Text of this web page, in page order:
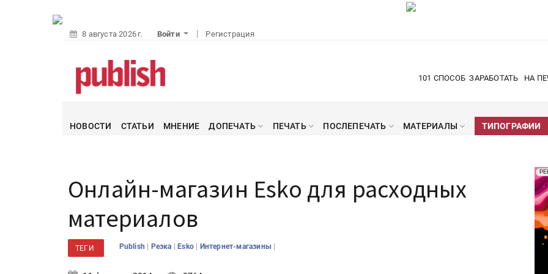
8 августа 2026 г. Войти Регистрация
101 СПОСОБ ЗАРАБОТАТЬ НА
НОВОСТИ СТАТЬИ МНЕНИЕ ДОПЕЧАТЬ ПЕЧАТЬ ПОСЛЕПЕЧАТЬ МАТЕРИАЛЫ ТИПОГРАФИИ
Онлайн-магазин Esko для расходных
материалов
ТЕГИ Publish | Резка |Esko | Интернет-магазины |